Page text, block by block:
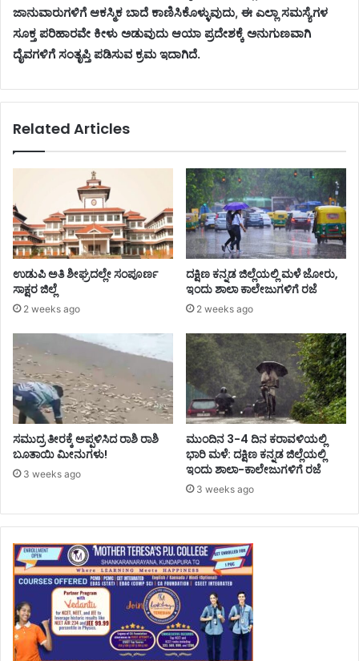
ಜಾನುವಾರುಗಳಿಗೆ ಆಕಸ್ಮಿಕ ಬಾದೆ ಕಾಣಿಸಿಕೊಳ್ಳುವುದು, ಈ ಎಲ್ಲಾ ಸಮಸ್ಯೆಗಳ
ಸೂಕ್ತ ಪರಿಹಾರವೇ ಕೀಳು ಅಡುವುದು ಆಯಾ ಪ್ರದೇಶಕ್ಕೆ ಅನುಗುಣವಾಗಿ
ದೈವಗಳಿಗೆ ಸಂತೃಪ್ತಿ ಪಡಿಸುವ ಕ್ರಮ ಇದಾಗಿದೆ.
Related Articles
ಉಡುಪಿ ಅತಿ ಶೀಘ್ರದಲ್ಲೇ ಸಂಪೂರ್ಣ
ಸಾಕ್ಷರ ಜಿಲ್ಲೆ
2 weeks ago
ದಕ್ಷಿಣ ಕನ್ನಡ ಜಿಲ್ಲೆಯಲ್ಲಿ ಮಳೆ ಜೋರು,
ಇಂದು ಶಾಲಾ ಕಾಲೇಜುಗಳಿಗೆ ರಜೆ
2 weeks ago
ಸಮುದ್ರ ತೀರಕ್ಕೆ ಅಪ್ಪಳಿಸಿದ ರಾಶಿ ರಾಶಿ
ಬೂತಾಯಿ ಮೀನುಗಳು!
3 weeks ago
ಮುಂದಿನ 3-4 ದಿನ ಕರಾವಳಿಯಲ್ಲಿ
ಭಾರಿ ಮಳೆ: ದಕ್ಷಿಣ ಕನ್ನಡ ಜಿಲ್ಲೆಯಲ್ಲಿ
ಇಂದು ಶಾಲಾ-ಕಾಲೇಜುಗಳಿಗೆ ರಜೆ
3 weeks ago